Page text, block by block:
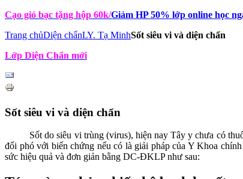
Cạo gió bạc tặng hộp 60k/Giảm HP 50% lớp online học
Trang chủDiện chẩnLY. Tạ MinhSốt siêu vi và diện chẩn
Lớp Diện Chẩn mới
Sốt siêu vi và diện chẩn
Sốt do siêu vi trùng (virus), hiện nay Tây y chưa có
đối phó với biến chứng nếu có là giải pháp của Y Khoa
sức hiệu quả và đơn giản bằng DC-ĐKLP như sau: